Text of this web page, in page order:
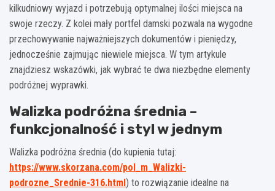
kilkudniowy wyjazd i potrzebują optymalnej ilości miejsca na
swoje rzeczy. Z kolei mały portfel damski pozwala na wygodne
przechowywanie najważniejszych dokumentów i pieniędzy,
jednocześnie zajmując niewiele miejsca. W tym artykule
znajdziesz wskazówki, jak wybrać te dwa niezbędne elementy
podróżnej wyprawki.
Walizka podróżna średnia –
funkcjonalność i styl w jednym
Walizka podróżna średnia (do kupienia tutaj:
https://www.skorzana.com/pol_m_Walizki-
podrozne_Srednie-316.html) to rozwiązanie idealne na